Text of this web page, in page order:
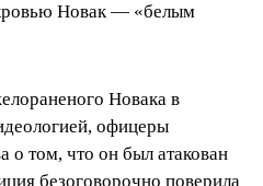
Новак — «белым
Новака в
офицеры
о том, что он был атакован
безоговорочно поверила